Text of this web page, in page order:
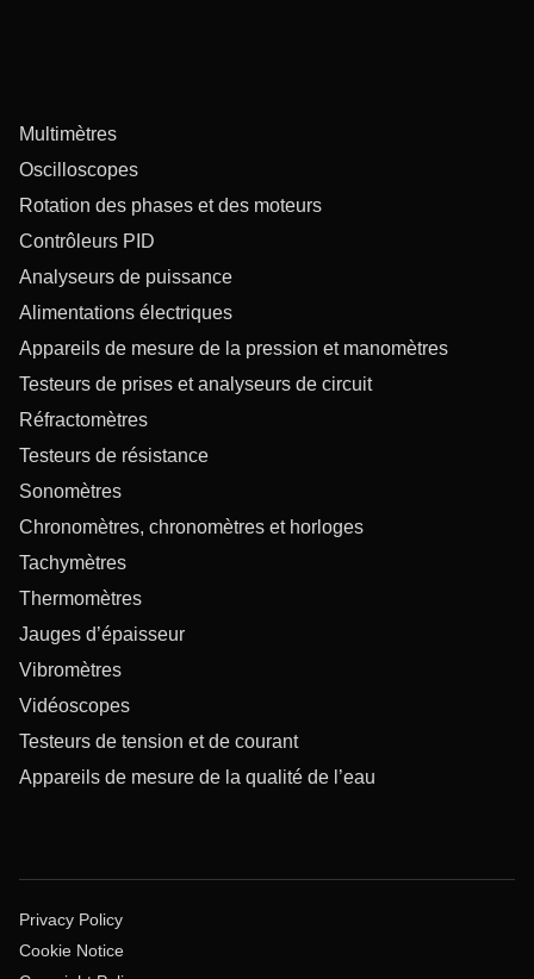
Multimètres
Oscilloscopes
Rotation des phases et des moteurs
Contrôleurs PID
Analyseurs de puissance
Alimentations électriques
Appareils de mesure de la pression et manomètres
Testeurs de prises et analyseurs de circuit
Réfractomètres
Testeurs de résistance
Sonomètres
Chronomètres, chronomètres et horloges
Tachymètres
Thermomètres
Jauges d’épaisseur
Vibromètres
Vidéoscopes
Testeurs de tension et de courant
Appareils de mesure de la qualité de l’eau
Privacy Policy
Cookie Notice